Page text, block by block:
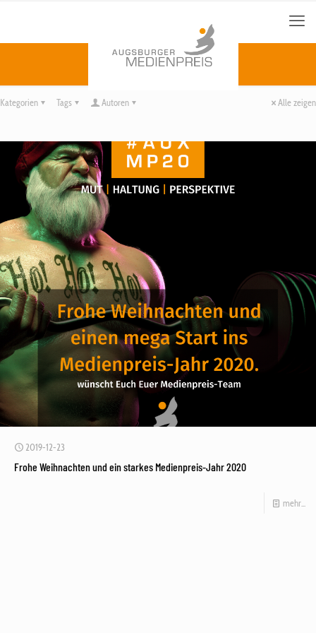
Kategorien Tags Autoren Alle zeigen
2019-12-23
Frohe Weihnachten und ein starkes Medienpreis-Jahr 2020
mehr...